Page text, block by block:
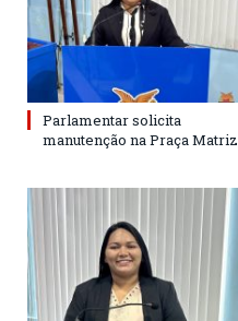
Parlamentar solicita
manutenção na Praça Matriz